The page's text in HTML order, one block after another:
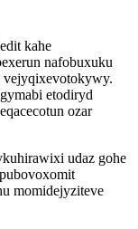
kahe
nafobuxuku
vejyqixevotokywy.
etodiryd
ozar
udaz gohe
momidejyziteve